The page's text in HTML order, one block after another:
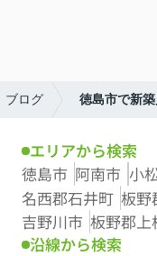
ブログ 徳島市で新
エリアから検索
徳島市 阿南市 小
名西郡石井町 板野
吉野川市 板野郡上
沿線から検索